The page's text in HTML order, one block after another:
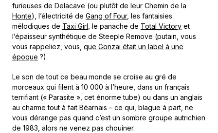
furieuses de Delacave (ou plutôt de leur Chemin de la
Honte), l’électricité de Gang of Four, les fantaisies
mélodiques de Taxi Girl , le panache de Total Victory et
l’épaisseur synthétique de Steeple Remove (putain, vous
vous rappeliez, vous, que Gonzai était un label à une
époque ?).
Le son de tout ce beau monde se croise au gré de
morceaux qui filent à 10 000 à l’heure, dans un français
terrifiant (« Parasite », cet énorme tube) ou dans un anglais
au charme tout à fait Béarnais – ce qui, blague à part, ne
vous dérange pas quand c’est un sombre groupe autrichien
de 1983, alors ne venez pas chouiner.